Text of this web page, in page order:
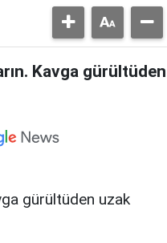
Kavga gürültüden
gürültüden uzak